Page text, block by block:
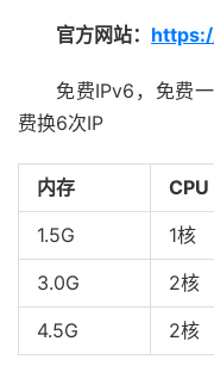
官方网站：
免费IPv6，免费
费换6次IP
内存 CPU
1.5G
1核
3.0G
2核
4.5G
2核